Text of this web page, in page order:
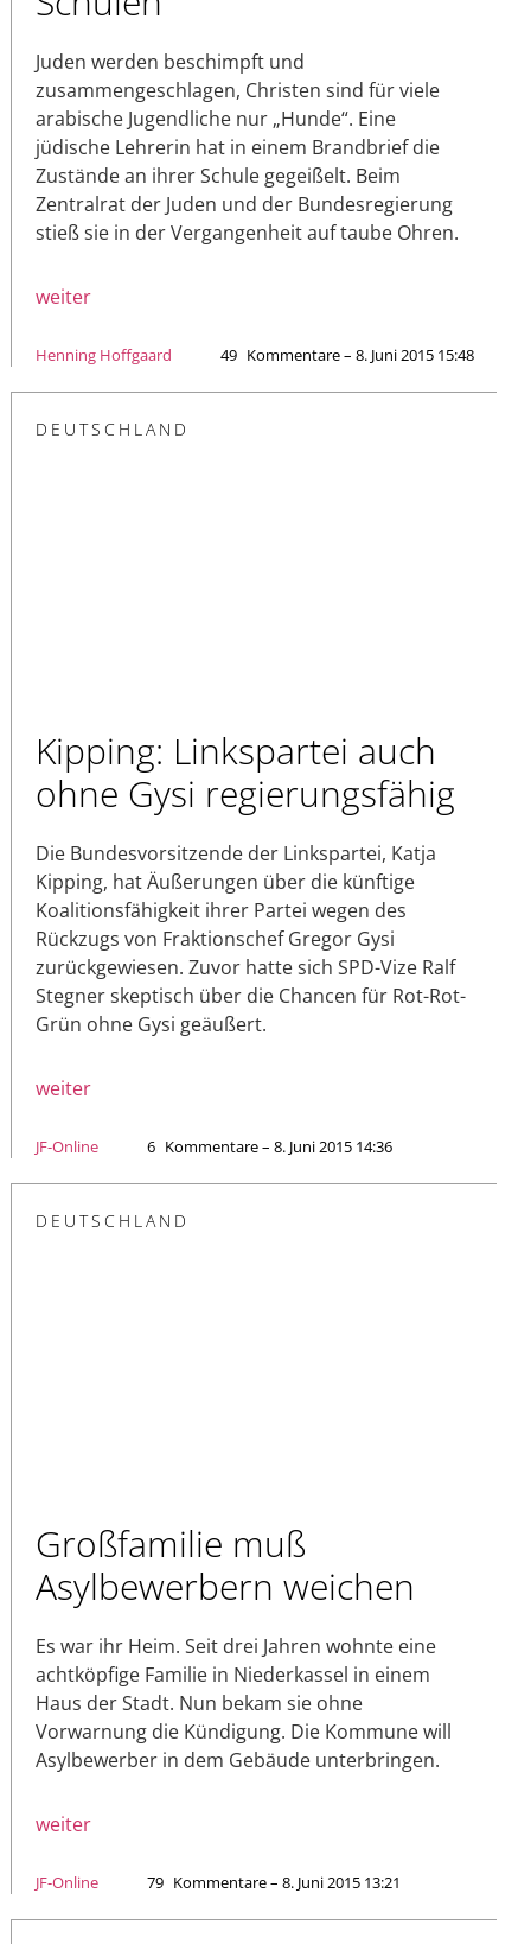
Juden werden beschimpft und
zusammengeschlagen, Christen sind für viele
arabische Jugendliche nur „Hunde“. Eine
jüdische Lehrerin hat in einem Brandbrief die
Zustände an ihrer Schule gegeißelt. Beim
Zentralrat der Juden und der Bundesregierung
stieß sie in der Vergangenheit auf taube Ohren.
weiter
Henning Hoffgaard 49 Kommentare – 8. Juni 2015 15:48
DEUTSCHLAND
Kipping: Linkspartei auch
ohne Gysi regierungsfähig
Die Bundesvorsitzende der Linkspartei, Katja
Kipping, hat Äußerungen über die künftige
Koalitionsfähigkeit ihrer Partei wegen des
Rückzugs von Fraktionschef Gregor Gysi
zurückgewiesen. Zuvor hatte sich SPD-Vize Ralf
Stegner skeptisch über die Chancen für Rot-Rot-
Grün ohne Gysi geäußert.
weiter
JF-Online 6 Kommentare – 8. Juni 2015 14:36
DEUTSCHLAND
Großfamilie muß
Asylbewerbern weichen
Es war ihr Heim. Seit drei Jahren wohnte eine
achtköpfige Familie in Niederkassel in einem
Haus der Stadt. Nun bekam sie ohne
Vorwarnung die Kündigung. Die Kommune will
Asylbewerber in dem Gebäude unterbringen.
weiter
JF-Online 79 Kommentare – 8. Juni 2015 13:21